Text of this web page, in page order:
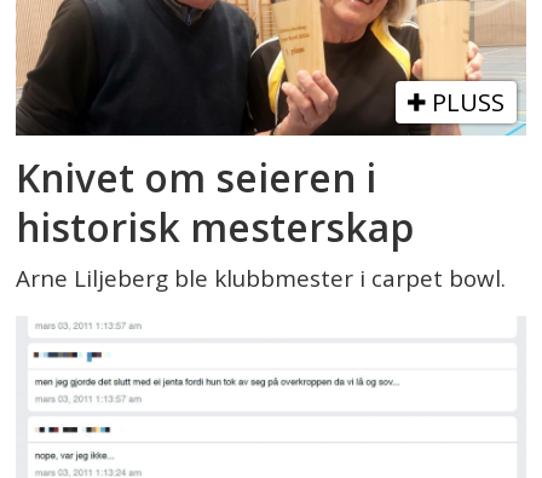
PLUSS
Knivet om seieren i
historisk mesterskap
Arne Liljeberg ble klubbmester i carpet bowl.